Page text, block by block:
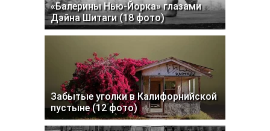
«Балерины Нью-Йорка» глазами
Дэйна Шитаги (18 фото)
Забытые уголки в Калифорнийской
пустыне (12 фото)